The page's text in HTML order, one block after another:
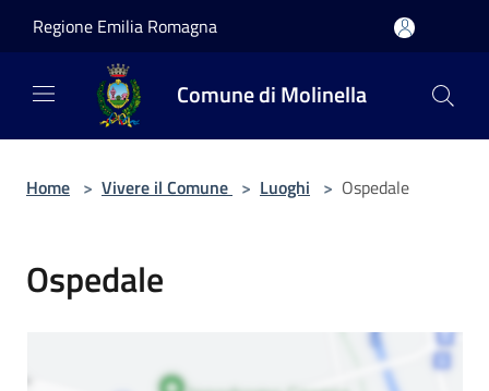
Regione Emilia Romagna
Comune di Molinella
Home > Vivere il Comune > Luoghi > Ospedale
Ospedale